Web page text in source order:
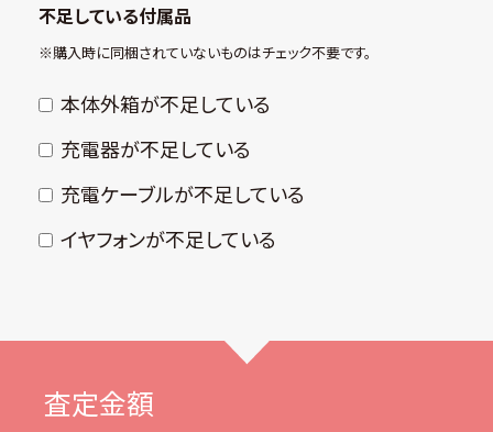
不足している付属品
※購⼊時に同梱されていないものはチェック不要です。
本体外箱が不⾜している
充電器が不⾜している
充電ケーブルが不⾜している
イヤフォンが不⾜している
査定金額